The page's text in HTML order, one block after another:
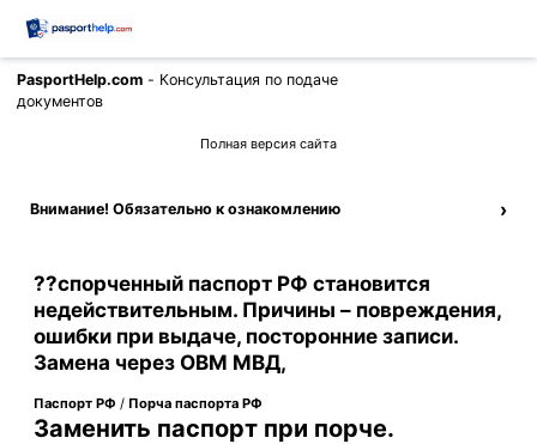
PasportHelp.com - Консультация по подаче
документов
Полная версия сайта
Внимание! Обязательно к ознакомлению ›
??спорченный паспорт РФ становится
недействительным. Причины – повреждения,
ошибки при выдаче, посторонние записи.
Замена через ОВМ МВД,
Паспорт РФ / Порча паспорта РФ
Заменить паспорт при порче.